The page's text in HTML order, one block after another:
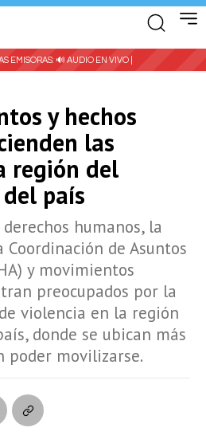
EMISORAS: 🔊 AUDIO EN VIVO |
y hechos
las
región del
país
humanos, la
Coordinación de Asuntos
y movimientos
preocupados por la
violencia en la región
donde se ubican más
poder movilizarse.